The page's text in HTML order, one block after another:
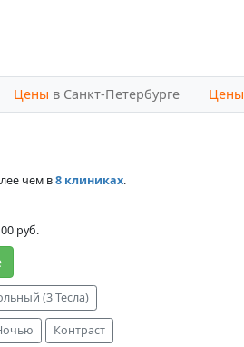
Цены в Санкт-Петербурге Цены
чем в8 клиниках.
руб.
(3 Тесла)
Контраст